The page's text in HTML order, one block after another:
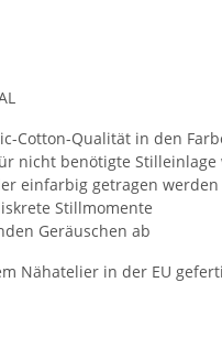
Cotton-Qualität in den
nicht benötigte Stilleinlage
einfarbig getragen werden
Stillmomente
Geräuschen ab
Nähatelier in der EU